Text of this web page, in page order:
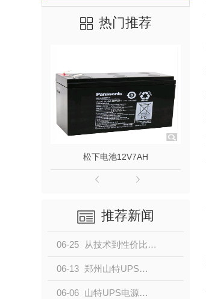
热门推荐
松下电池12V7AH
推荐新闻
06-25 从技术到性价比，山特UPS电源是.佳企业级备电方案
06-13 郑州山特UPS电源：国内安防市场口碑表现强劲
06-06 山特UPS电源系列-位置于行业高点